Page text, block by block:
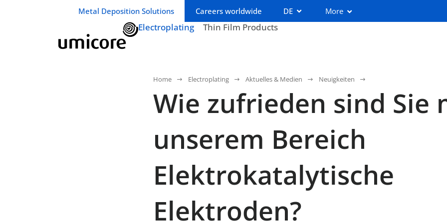
Geschäftsbereich / Abteilung:
Metal Deposition Solutions Careers worldwide DE More
Electroplating Thin Film Products
Home Electroplating Aktuelles & Medien Neuigkeiten
Wie zufrieden sind Sie
unserem Bereich
Elektrokatalytische
Elektroden?